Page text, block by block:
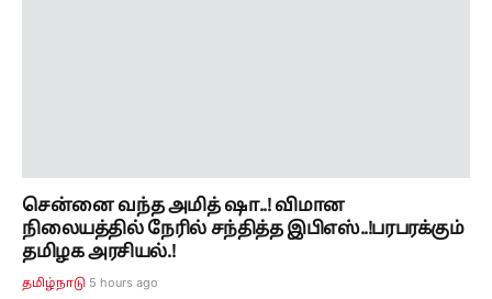
சென்னை வந்த அமித் ஷா..! விமான
நிலையத்தில் நேரில் சந்தித்த இபிஎஸ்..!பரபரக்கும்
தமிழக அரசியல்.!
தமிழ்நாடு 5 hours ago